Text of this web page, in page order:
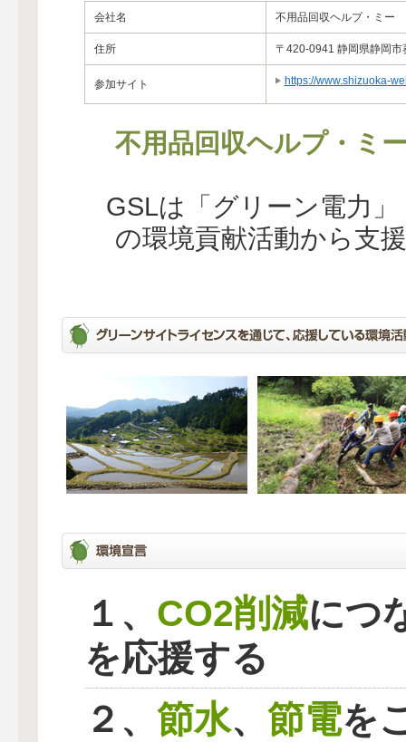
会社名 不用品回収ヘルプ・ミー
住所 〒420-0941 静岡県静岡市
参加サイト https://www.shizuoka-
不用品回収ヘルプ・ミ
GSLは「グリーン電力
の環境貢献活動から支
１、 CO2削減につ
を応援する
２、 節水、 節電を